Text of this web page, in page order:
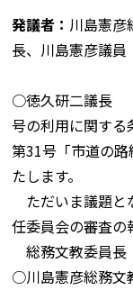
発議者： 川島憲彦
長、川島憲彦議員
○徳久研二議長
号の利用に関す
第31号「市道の
たします。
ただいま議題と
任委員会の審査の
総務文教委員長
○川島憲彦総務